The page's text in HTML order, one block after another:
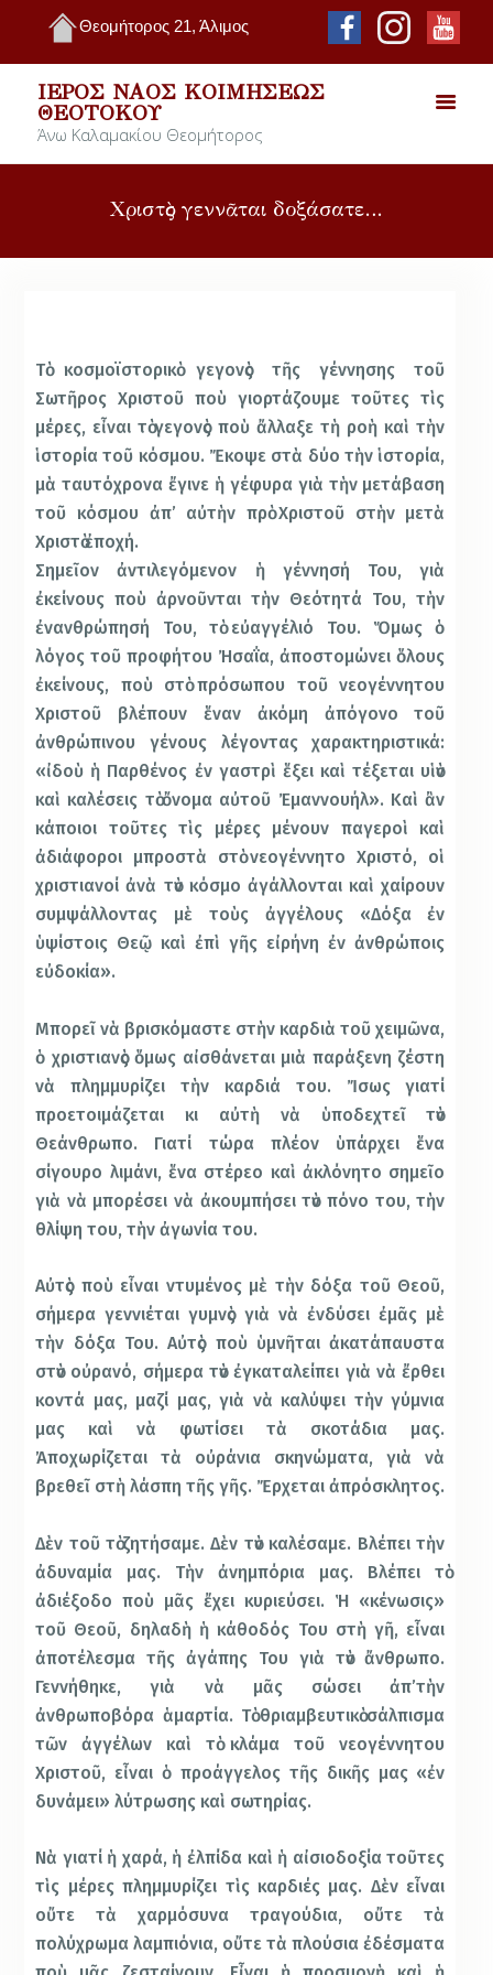
Θεομήτορος 21, Άλιμος
ΙΕΡΌΣ ΝΑΌΣ ΚΟΙΜΉΣΕΩΣ
ΘΕΟΤΌΚΟΥ
Άνω Καλαμακίου Θεομήτορος
Χριστὸς γεννᾶται δοξάσατε…
Τὸ κοσµοϊστορικὸ γεγονὸς τῆς γέννησης τοῦ
Σωτῆρος Χριστοῦ ποὺ γιορτάζουµε τοῦτες τὶς
µέρες, εἶναι τὸ γεγονὸς ποὺ ἄλλαξε τὴ ροὴ καὶ τὴν
ἱστορία τοῦ κόσµου. Ἔκοψε στὰ δύο τὴν ἱστορία,
µὰ ταυτόχρονα ἔγινε ἡ γέφυρα γιὰ τὴν µετάβαση
τοῦ κόσµου ἀπ’ αὐτὴν πρὸ Χριστοῦ στὴν µετὰ
Χριστὸ ἐποχή.
Σηµεῖον ἀντιλεγόµενον ἡ γέννησή Του, γιὰ
ἐκείνους ποὺ ἀρνοῦνται τὴν Θεότητά Του, τὴν
ἐνανθρώπησή Του, τὸ εὐαγγέλιό Του. Ὅµως ὁ
λόγος τοῦ προφήτου Ἠσαΐα, ἀποστοµώνει ὅλους
ἐκείνους, ποὺ στὸ πρόσωπου τοῦ νεογέννητου
Χριστοῦ βλέπουν ἕναν ἀκόµη ἀπόγονο τοῦ
ἀνθρώπινου γένους λέγοντας χαρακτηριστικά:
«ἰδοὺ ἡ Παρθένος ἐν γαστρὶ ἕξει καὶ τέξεται υἱὸν
καὶ καλέσεις τὸ ὄνοµα αὐτοῦ Ἐµαννουήλ». Καὶ ἂν
κάποιοι τοῦτες τὶς µέρες µένουν παγεροὶ καὶ
ἀδιάφοροι µπροστὰ στὸ νεογέννητο Χριστό, οἱ
χριστιανοί ἀνὰ τὸν κόσµο ἀγάλλονται καὶ χαίρουν
συµψάλλοντας µὲ τοὺς ἀγγέλους «Δόξα ἐν
ὑψίστοις Θεῷ καὶ ἐπὶ γῆς εἰρήνη ἐν ἀνθρώποις
εὐδοκία».
Μπορεῖ νὰ βρισκόµαστε στὴν καρδιὰ τοῦ χειµῶνα,
ὁ χριστιανὸς ὅµως αἰσθάνεται µιὰ παράξενη ζέστη
νὰ πληµµυρίζει τὴν καρδιά του. Ἴσως γιατί
προετοιµάζεται κι αὐτὴ νὰ ὑποδεχτεῖ τὸν
Θεάνθρωπο. Γιατί τώρα πλέον ὑπάρχει ἕνα
σίγουρο λιµάνι, ἕνα στέρεο καὶ ἀκλόνητο σηµεῖο
γιὰ νὰ µπορέσει νὰ ἀκουµπήσει τὸν πόνο του, τὴν
θλίψη του, τὴν ἀγωνία του.
Αὐτὸς ποὺ εἶναι ντυµένος µὲ τὴν δόξα τοῦ Θεοῦ,
σήµερα γεννιέται γυµνὸς γιὰ νὰ ἐνδύσει ἐµᾶς µὲ
τὴν δόξα Του. Αὐτὸς ποὺ ὑµνῆται ἀκατάπαυστα
στὸν οὐρανό, σήµερα τὸν ἐγκαταλείπει γιὰ νὰ ἔρθει
κοντά µας, µαζί µας, γιὰ νὰ καλύψει τὴν γύµνια
µας καὶ νὰ φωτίσει τὰ σκοτάδια µας.
Ἀποχωρίζεται τὰ οὐράνια σκηνώµατα, γιὰ νὰ
βρεθεῖ στὴ λάσπη τῆς γῆς. Ἔρχεται ἀπρόσκλητος.
Δὲν τοῦ τὸ ζητήσαµε. Δὲν τὸν καλέσαµε. Βλέπει τὴν
ἀδυναµία µας. Τὴν ἀνηµπόρια µας. Βλέπει τὸ
ἀδιέξοδο ποὺ µᾶς ἔχει κυριεύσει. Ἡ «κένωσις»
τοῦ Θεοῦ, δηλαδὴ ἡ κάθοδός Του στὴ γῆ, εἶναι
ἀποτέλεσµα τῆς ἀγάπης Του γιὰ τὸν ἄνθρωπο.
Γεννήθηκε, γιὰ νὰ µᾶς σώσει ἀπ’τὴν
ἀνθρωποβόρα ἁµαρτία. Τὸ θριαµβευτικὸ σάλπισµα
τῶν ἀγγέλων καὶ τὸ κλάµα τοῦ νεογέννητου
Χριστοῦ, εἶναι ὁ προάγγελος τῆς δικῆς µας «ἐν
δυνάµει» λύτρωσης καὶ σωτηρίας.
Νὰ γιατί ἡ χαρά, ἡ ἐλπίδα καὶ ἡ αἰσιοδοξία τοῦτες
τὶς µέρες πληµµυρίζει τὶς καρδιές µας. Δὲν εἶναι
οὔτε τὰ χαρµόσυνα τραγούδια, οὔτε τὰ
πολύχρωµα λαµπιόνια, οὔτε τὰ πλούσια ἐδέσµατα